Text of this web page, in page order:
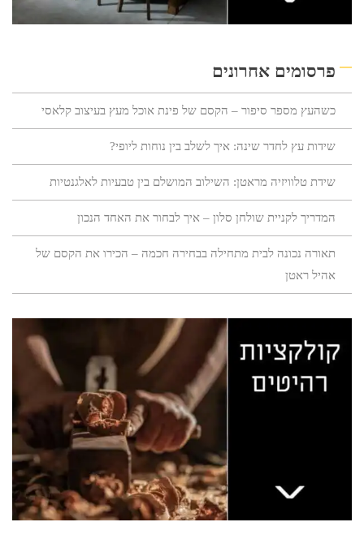
פרסומים אחרונים
כשהעץ מספר סיפור – הקסם של פינת אוכל מעץ בעיצוב קלאסי
שידות עץ לחדר שינה: איך לשלב בין נוחות ליופי?
שידת טלוויזיה מראטן: השילוב המושלם בין טבעיות לאלגנטיות
המדריך לקניית שולחן סלון – איך לבחור את האחד הנכון
תאורה נכונה לבית מתחילה בבחירה חכמה – הכירו את הקסם של
אהיל ראטן